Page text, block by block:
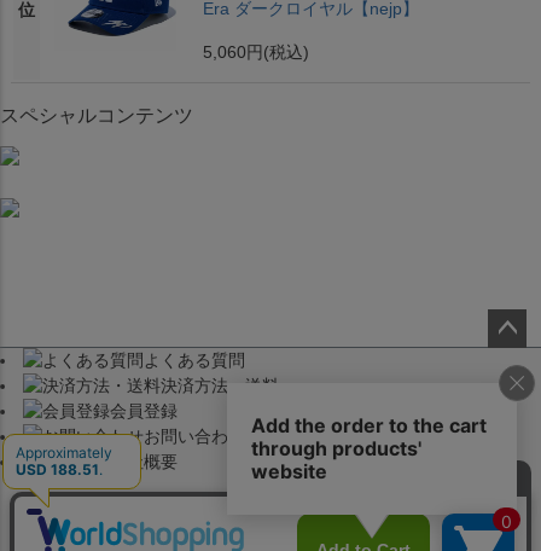
位
Era ダークロイヤル【nejp】
5,060円 (税込)
スペシャルコンテンツ
ペー
ジト
よくある質問
決済方法・送料
会員登録
お問い合わせ
会社概要